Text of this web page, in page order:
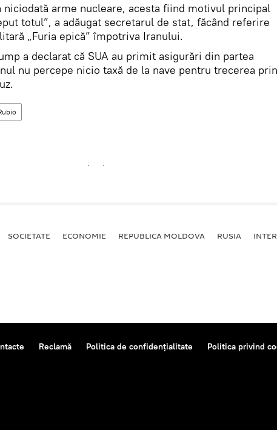
niciodată arme nucleare, acesta fiind motivul principal
totul”, a adăugat secretarul de stat, făcând referire
„Furia epică” împotriva Iranului.
a declarat că SUA au primit asigurări din partea
nu percepe nicio taxă de la nave pentru trecerea prin
SOCIETATE ECONOMIE REPUBLICA MOLDOVA RUSIA
Reclamă Politica de confidențialitate Politica privind